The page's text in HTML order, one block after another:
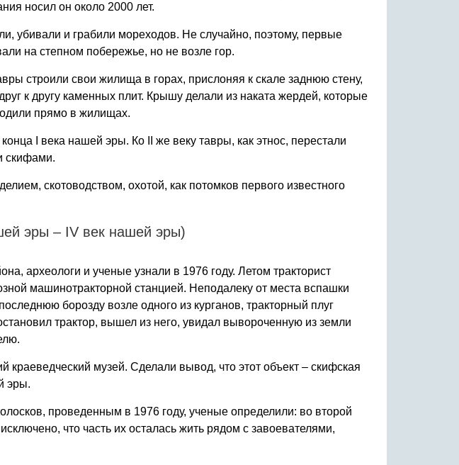
носил он около 2000 лет.
убивали и грабили мореходов. Не случайно, поэтому, первые
на степном побережье, но не возле гор.
строили свои жилища в горах, прислоняя к скале заднюю стену,
к другу каменных плит. Крышу делали из наката жердей, которые
прямо в жилищах.
Ι века нашей эры. Ко II же веку тавры, как этнос, перестали
скифами.
скотоводством, охотой, как потомков первого известного
эры – ΙV век нашей эры)
археологи и ученые узнали в 1976 году. Летом тракторист
машинотракторной станцией. Неподалеку от места вспашки
борозду возле одного из курганов, тракторный плуг
трактор, вышел из него, увидал вывороченную из земли
музей. Сделали вывод, что этот объект – скифская
эры.
проведенным в 1976 году, ученые определили: во второй
что часть их осталась жить рядом с завоевателями,